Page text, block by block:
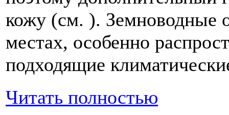
кожу (см. ). Земноводные
местах, особенно
подходящие
Читать полностью